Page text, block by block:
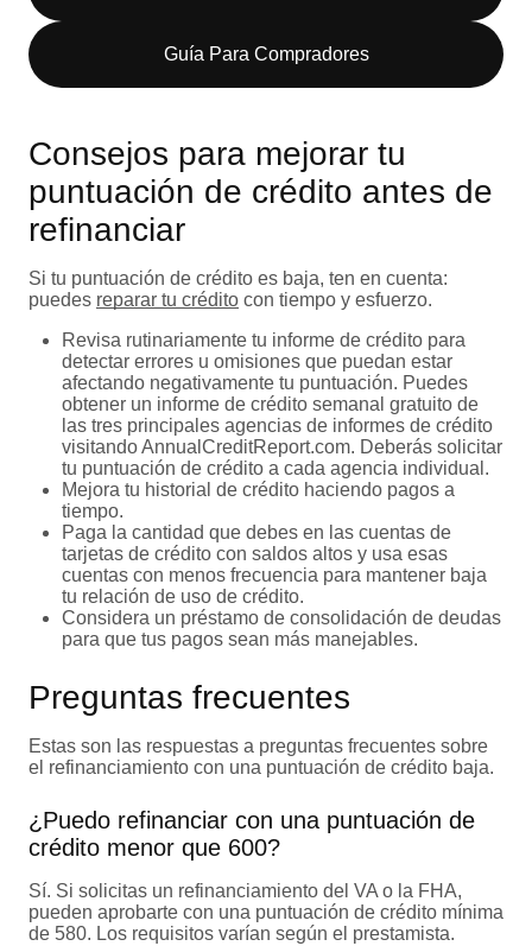
Guía Para Compradores
Consejos para mejorar tu
puntuación de crédito antes de
refinanciar
Si tu puntuación de crédito es baja, ten en cuenta:
puedes reparar tu crédito con tiempo y esfuerzo.
Revisa rutinariamente tu informe de crédito para
detectar errores u omisiones que puedan estar
afectando negativamente tu puntuación. Puedes
obtener un informe de crédito semanal gratuito de
las tres principales agencias de informes de crédito
visitando AnnualCreditReport.com. Deberás solicitar
tu puntuación de crédito a cada agencia individual.
Mejora tu historial de crédito haciendo pagos a
tiempo.
Paga la cantidad que debes en las cuentas de
tarjetas de crédito con saldos altos y usa esas
cuentas con menos frecuencia para mantener baja
tu relación de uso de crédito.
Considera un préstamo de consolidación de deudas
para que tus pagos sean más manejables.
Preguntas frecuentes
Estas son las respuestas a preguntas frecuentes sobre
el refinanciamiento con una puntuación de crédito baja.
¿Puedo refinanciar con una puntuación de
crédito menor que 600?
Sí. Si solicitas un refinanciamiento del VA o la FHA,
pueden aprobarte con una puntuación de crédito mínima
de 580. Los requisitos varían según el prestamista.